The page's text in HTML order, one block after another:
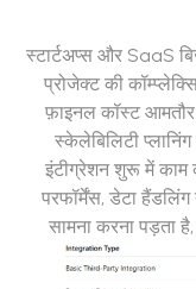
स्टार्टअप्स और SaaS
प्रोजेक्ट की
फ़ाइनल कॉस्ट
स्केलेबिलिटी
इंटीग्रेशन शुरू में काम
परफॉर्मेंस, डेटा
सामना करना पड़ता